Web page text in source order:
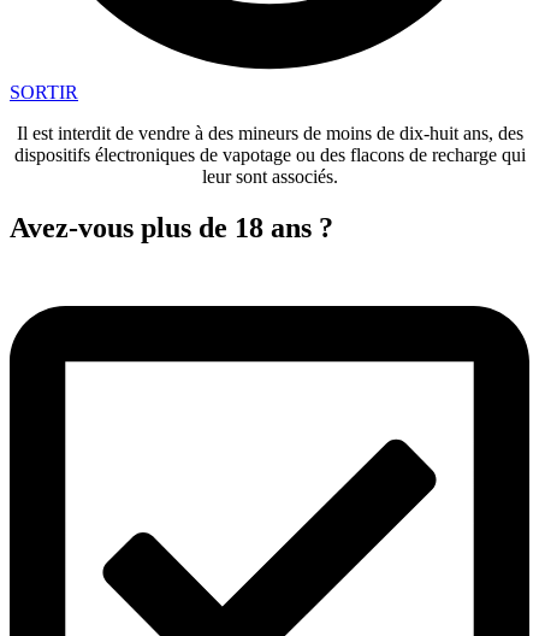
SORTIR
Il est interdit de vendre à des mineurs de moins de dix-huit ans, des
dispositifs électroniques de vapotage ou des flacons de recharge qui
leur sont associés.
Avez-vous plus de 18 ans ?